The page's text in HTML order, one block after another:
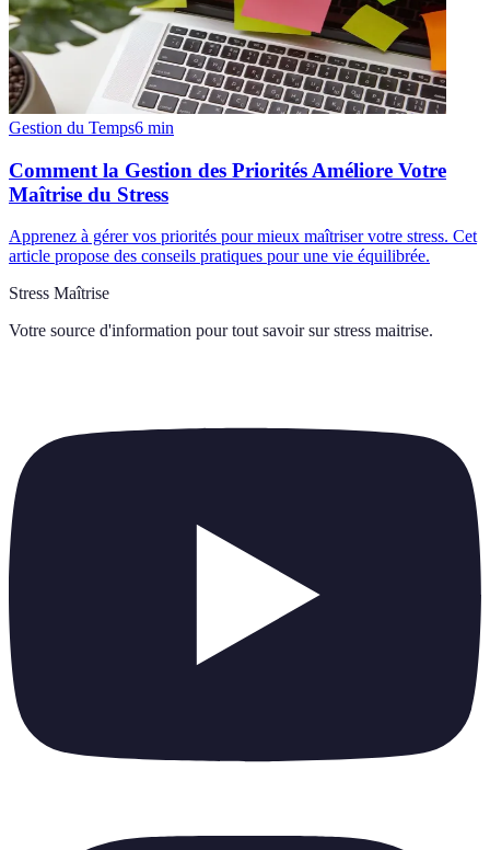
Gestion du Temps6 min
Comment la Gestion des Priorités Améliore Votre
Maîtrise du Stress
Apprenez à gérer vos priorités pour mieux maîtriser votre stress. Cet
article propose des conseils pratiques pour une vie équilibrée.
Stress Maîtrise
Votre source d'information pour tout savoir sur stress maitrise.